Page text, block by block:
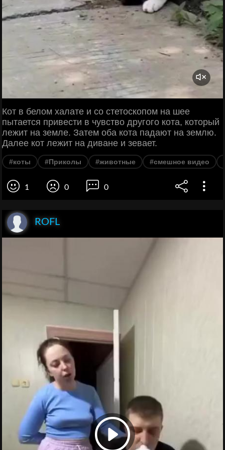
Кот в белом халате и со стетоскопом на шее
пытается привести в чувство другого кота, который
лежит на земле. Затем оба кота падают на землю.
Далее кот лежит на диване и зевает.
#коты #Приколы #животные #смешное видео
1 0 0
ROFL